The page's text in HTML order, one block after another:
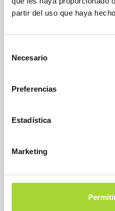
partir del uso que haya
Necesario
Preferencias
Estadística
Marketing
Calle Condesa de Venadito, 1